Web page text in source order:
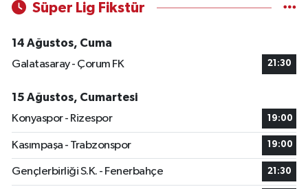
Süper Lig Fikstür
14 Ağustos, Cuma
Galatasaray - Çorum FK
21:30
15 Ağustos, Cumartesi
Konyaspor - Rizespor
19:00
Kasımpaşa - Trabzonspor 19:00
Gençlerbirliği S.K. - Fenerbahçe 21:30